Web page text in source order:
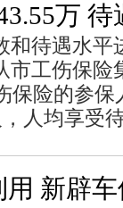
万
待遇水平
工伤保险
保险的参保
人均享受
新辟